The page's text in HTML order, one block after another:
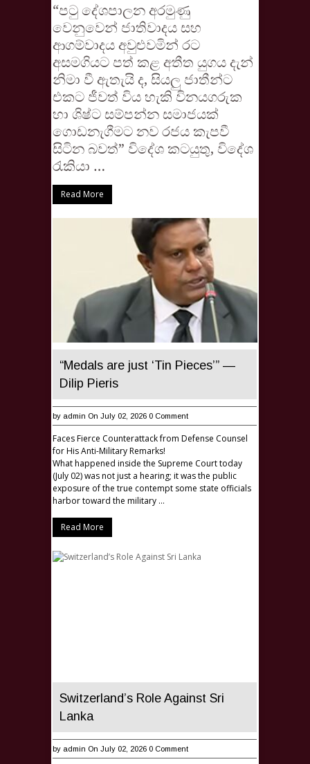
“පටු දේශපාලන අරමුණු
වෙනුවෙන් ජාතිවාදය සහ
ආගම්වාදය අවුළුවමින් රට
අසමගියට පත් කළ අතීත යුගය දැන්
නිමා වී ඇතැයි ද, සියලු ජාතීන්ට
එකට ජීවත් විය හැකි විනයගරුක
හා ශිෂ්ට සම්පන්න සමාජයක්
ගොඩනැගීමට නව රජය කැපවී
සිටින බවත්” විදේශ කටයුතු, විදේශ
රැකියා …
Read More
“Medals are just ‘Tin Pieces’” —
Dilip Pieris
by admin On July 02, 2026 0 Comment
Faces Fierce Counterattack from Defense Counsel
for His Anti-Military Remarks!
What happened inside the Supreme Court today
(July 02) was not just a hearing; it was the public
exposure of the true contempt some state officials
harbor toward the military …
Read More
Switzerland’s Role Against Sri
Lanka
by admin On July 02, 2026 0 Comment